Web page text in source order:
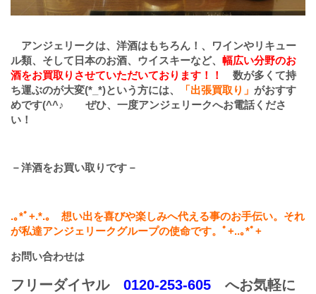
アンジェリークは、洋酒はもちろん！、ワインやリキュー
ル類、そして日本のお酒、ウイスキーなど、 幅広い分野のお
酒をお買取りさせていただいております！！
数が多くて持
ち運ぶのが大変(*_*)という方には、
「出張買取り」 がおすす
めです(^^♪ ぜひ、一度アンジェリークへお電話くださ
い！
－洋酒をお買い取りです－
.｡*ﾟ+.*.｡ 想い出を喜びや楽しみへ代える事のお手伝い。それ
が私達アンジェリークグループの使命です。ﾟ+..｡*ﾟ+
お問い合わせは
フリーダイヤル 0120-253-605 へお気軽に